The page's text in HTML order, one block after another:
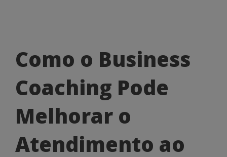
Como
o
Business
Coaching
Pode
Melhorar
Como o Business
Coaching Pode
Melhorar o
Atendimento ao